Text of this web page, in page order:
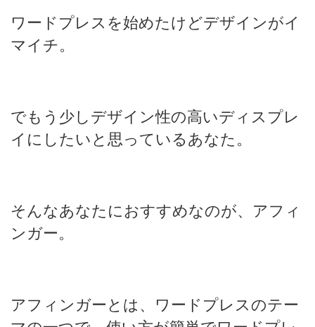
ワードプレスを始めたけどデザインがイ
マイチ。
でもう少しデザイン性の高いディスプレ
イにしたいと思っているあなた。
そんなあなたにおすすめなのが、アフィ
ンガー。
アフィンガーとは、ワードプレスのテー